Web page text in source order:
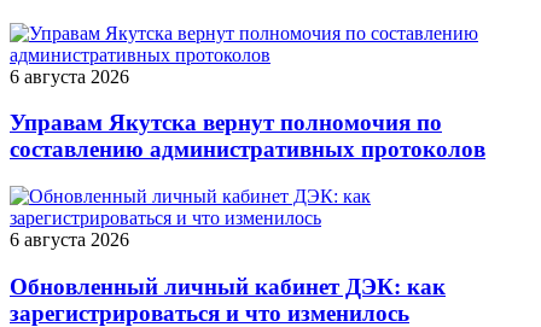
6 августа 2026
Управам Якутска вернут полномочия по
составлению административных протоколов
6 августа 2026
Обновленный личный кабинет ДЭК: как
зарегистрироваться и что изменилось